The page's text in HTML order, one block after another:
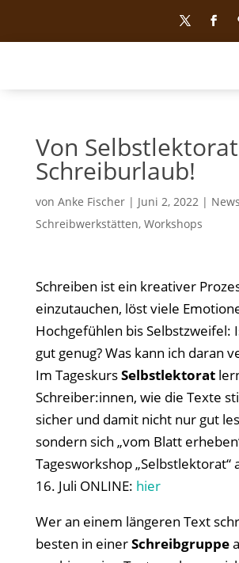
Von
Schreiburlaub!
von Anke Fischer| Juni 2, 2022| News
Schreibwerkstätten, Workshops
Schreiben ist ein kreativer
einzutauchen, löst viele
Hochgefühlen bis Selbstzweifel:
gut genug? Was kann ich daran
Im TageskursSelbstlektorat
Schreiber:innen, wie die Texte
sicher und damit nicht nur gut
sondern sich „vom Blatt
Tagesworkshop „Selbstlektorat“
16. Juli ONLINE: hier
Wer an einem längeren Text
besten in einerSchreibgruppe